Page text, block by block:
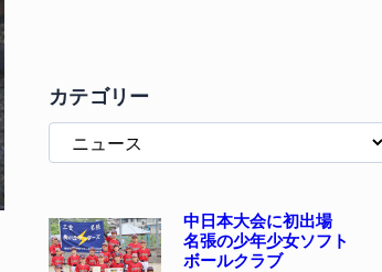
カテゴリー
中日本大会に初出場
名張の少年少女ソフト
ボールクラブ